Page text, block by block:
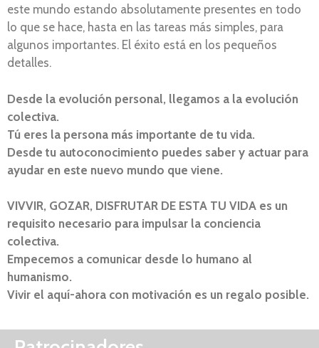
este mundo estando absolutamente presentes en todo
lo que se hace, hasta en las tareas más simples, para
algunos importantes. El éxito está en los pequeños
detalles.
Desde la evolución personal, llegamos a la evolución
colectiva.
Tú eres la persona más importante de tu vida.
Desde tu autoconocimiento puedes saber y actuar para
ayudar en este nuevo mundo que viene.
VIVVIR, GOZAR, DISFRUTAR DE ESTA TU VIDA es un
requisito necesario para impulsar la conciencia
colectiva.
Empecemos a comunicar desde lo humano al
humanismo.
Vivir el aquí-ahora con motivación es un regalo posible.